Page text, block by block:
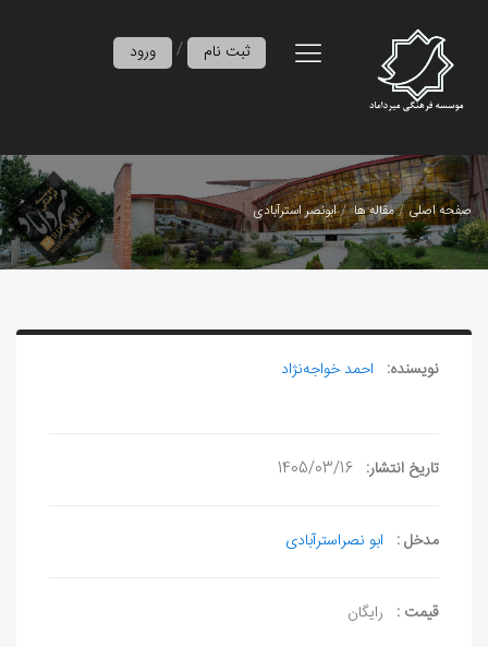
ورود / ثبت نام
صفحه اصلی مقاله ها ابونصر استرآبادی
نویسنده: احمد خواجه‌نژاد
تاریخ انتشار: 1405/03/16
مدخل : ابو نصراسترآبادی
قیمت : رایگان